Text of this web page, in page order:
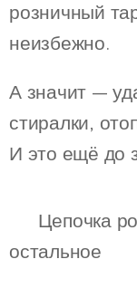
розничный
неизбежно.
А значит —
стиралки,
И это ещё до
🧾 Цепочка
остальное